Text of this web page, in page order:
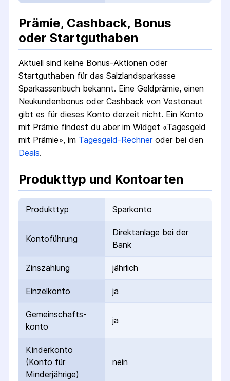
Prämie, Cashback, Bonus
oder Startguthaben
Aktuell sind keine Bonus-Aktionen oder
Startguthaben für das Salzlandsparkasse
Sparkassenbuch bekannt. Eine Geldprämie, einen
Neukundenbonus oder Cashback von Vestonaut
gibt es für dieses Konto derzeit nicht. Ein Konto
mit Prämie findest du aber im Widget «Tagesgeld
mit Prämie», im Tagesgeld-Rechneroder bei den
Deals.
Produkttyp und Kontoarten
Produkttyp Sparkonto
Kontoführung
Direktanlage bei der
Bank
Zinszahlung jährlich
Einzelkonto ja
Gemeinschafts­
konto
ja
Kinderkonto
(Konto für
Minderjährige)
nein